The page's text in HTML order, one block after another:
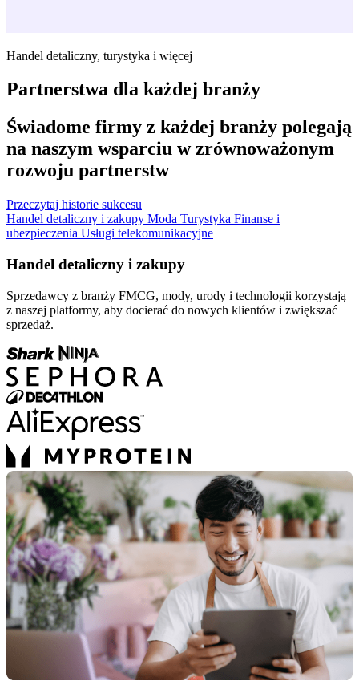
Handel detaliczny, turystyka i więcej
Partnerstwa dla każdej branży
Świadome firmy z każdej branży polegają
na naszym wsparciu w zrównoważonym
rozwoju partnerstw
Przeczytaj historie sukcesu
Handel detaliczny i zakupy Moda Turystyka Finanse i
ubezpieczenia Usługi telekomunikacyjne
Handel detaliczny i zakupy
Sprzedawcy z branży FMCG, mody, urody i technologii korzystają
z naszej platformy, aby docierać do nowych klientów i zwiększać
sprzedaż.